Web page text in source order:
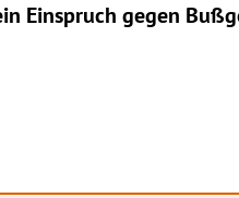
Einspruch gegen